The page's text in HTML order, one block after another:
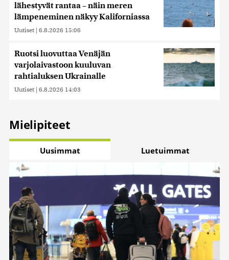
lähestyvät rantaa – näin meren
lämpeneminen näkyy Kaliforniassa
Uutiset | 6.8.2026 15:06
Ruotsi luovuttaa Venäjän
varjolaivastoon kuuluvan
rahtialuksen Ukrainalle
Uutiset | 6.8.2026 14:03
Mielipiteet
Uusimmat Luetuimmat